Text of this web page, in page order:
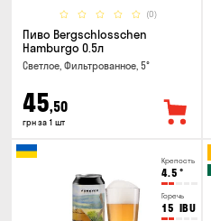
(0)
Пиво Bergschlosschen
Hamburgo 0.5л
Светлое, Фильтрованное, 5°
45,50
грн за 1 шт
Крепость
4.5 °
Горечь
15 IBU